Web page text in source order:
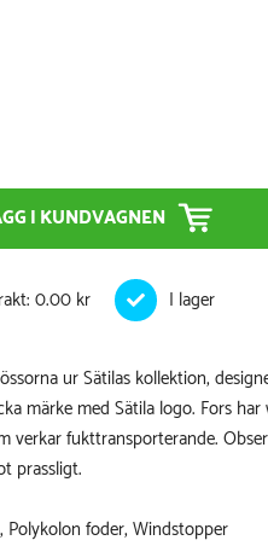
I KUNDVAGNEN
0.00 kr
ur Sätilas kollektion,
märke med Sätila logo. Fors
verkar fukttransporterande.
prassligt.
foder, Windstopper